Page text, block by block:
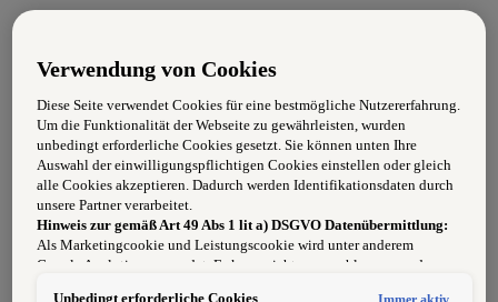
Lackierer/in
Anforderungen
• erfolgreich abgeschlossene Fachausbildung
• Teamorientierung
• Genauigkeit
• Verantwortungsbewusstsein
• leistungsorientierte Bezahlung (Gehalt lt. Kollektivvertrag
Verwendung von Cookies
Diese Seite verwendet Cookies für eine bestmögliche Nutzererfahrung.
Um die Funktionalität der Webseite zu gewährleisten, wurden
unbedingt erforderliche Cookies gesetzt. Sie können unten Ihre
Auswahl der einwilligungspflichtigen Cookies einstellen oder gleich
alle Cookies akzeptieren. Dadurch werden Identifikationsdaten durch
unsere Partner verarbeitet.
Hinweis zur gemäß Art 49 Abs 1 lit a) DSGVO Datenübermittlung:
Als Marketingcookie und Leistungscookie wird unter anderem
Google Analytics verwendet. Es kann nicht ausgeschlossen werden,
Unbedingt erforderliche Cookies